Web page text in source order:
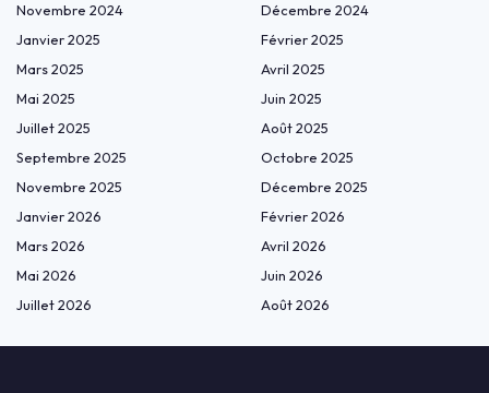
Novembre 2024
Décembre 2024
Janvier 2025
Février 2025
Mars 2025
Avril 2025
Mai 2025
Juin 2025
Juillet 2025
Août 2025
Septembre 2025
Octobre 2025
Novembre 2025
Décembre 2025
Janvier 2026
Février 2026
Mars 2026
Avril 2026
Mai 2026
Juin 2026
Juillet 2026
Août 2026